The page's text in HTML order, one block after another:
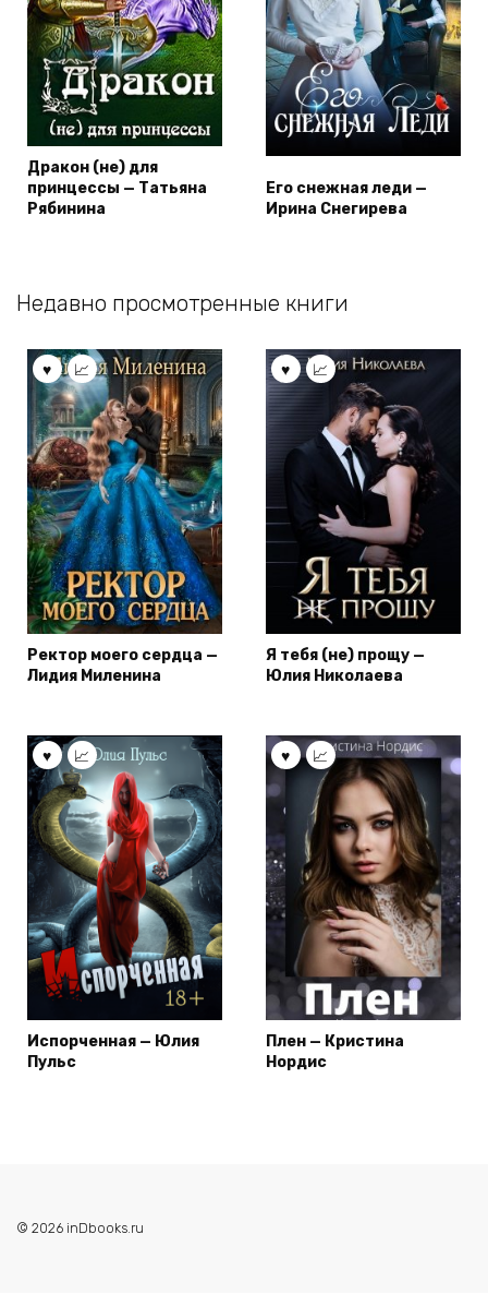
Дракон (не) для
принцессы — Татьяна
Рябинина
Его снежная леди —
Ирина Снегирева
Недавно просмотренные книги
Ректор моего сердца —
Лидия Миленина
Я тебя (не) прощу —
Юлия Николаева
Испорченная — Юлия
Пульс
Плен — Кристина
Нордис
© 2026 inDbooks.ru